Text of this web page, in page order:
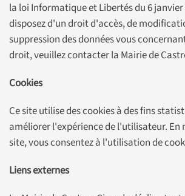
la loi Informatique et Libertés du 6 janvier
disposez d'un droit d'accès, de
suppression des données vous
droit, veuillez contacter la Mairie de
Cookies
Ce site utilise des cookies à des fins
améliorer l'expérience de l'utilisateur. En
site, vous consentez à l'utilisation de
Liens externes